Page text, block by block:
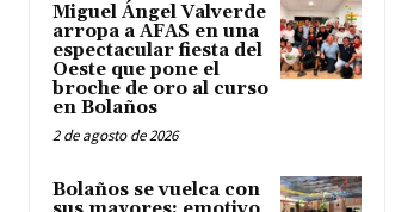
Miguel Ángel Valverde
arropa a AFAS en una
espectacular fiesta del
Oeste que pone el
broche de oro al curso
en Bolaños
2 de agosto de 2026
Bolaños se vuelca con